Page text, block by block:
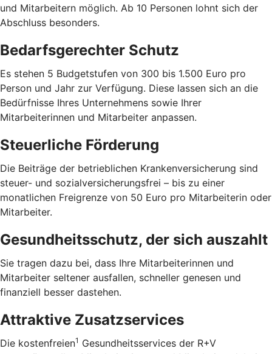
und Mitarbeitern möglich. Ab 10 Personen lohnt sich der
Abschluss besonders.
Bedarfsgerechter Schutz
Es stehen 5 Budgetstufen von 300 bis 1.500 Euro pro
Person und Jahr zur Verfügung. Diese lassen sich an die
Bedürfnisse Ihres Unternehmens sowie Ihrer
Mitarbeiterinnen und Mitarbeiter anpassen.
Steuerliche Förderung
Die Beiträge der betrieblichen Krankenversicherung sind
steuer- und sozialversicherungsfrei – bis zu einer
monatlichen Freigrenze von 50 Euro pro Mitarbeiterin oder
Mitarbeiter.
Gesundheitsschutz, der sich auszahlt
Sie tragen dazu bei, dass Ihre Mitarbeiterinnen und
Mitarbeiter seltener ausfallen, schneller genesen und
finanziell besser dastehen.
Attraktive Zusatzservices
Die kostenfreien1 Gesundheitsservices der R+V